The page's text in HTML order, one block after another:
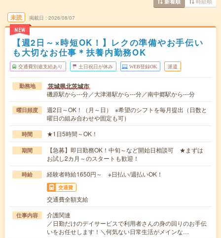
未読
NEW
掲載日 2026/08/07
【週2日～×時短OK！】レクの準備やお手伝い
も大切なお仕事＊扶養内勤務OK
交通費別途支給あり 土日祝日が休み WEB登録OK 派遣
勤務地 茨城県北茨城市
磯原駅から---分／大津港駅から---分／南中郷駅から---分
曜日頻度
週2日～OK！（月～日） ※希望のシフトを毎月提出（日数と
曜日の組み合わせや固定も可）
時間 ★1日5時間～OK！
期間
【急募】即日勤務OK！中旬～など開始日相談可 ★まずは
お試し2カ月～のスタートも歓迎！
時給 経験者時給1650円～ ※日払い/週払いOK！
交通費
交通費全額支給
仕事内容
介護関連
／日勤だけのデイサービスで利用者さんの身の回りのお手伝
いをお任せします！＼何気ない日常生活がメインな…